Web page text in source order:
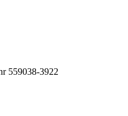
559038-3922